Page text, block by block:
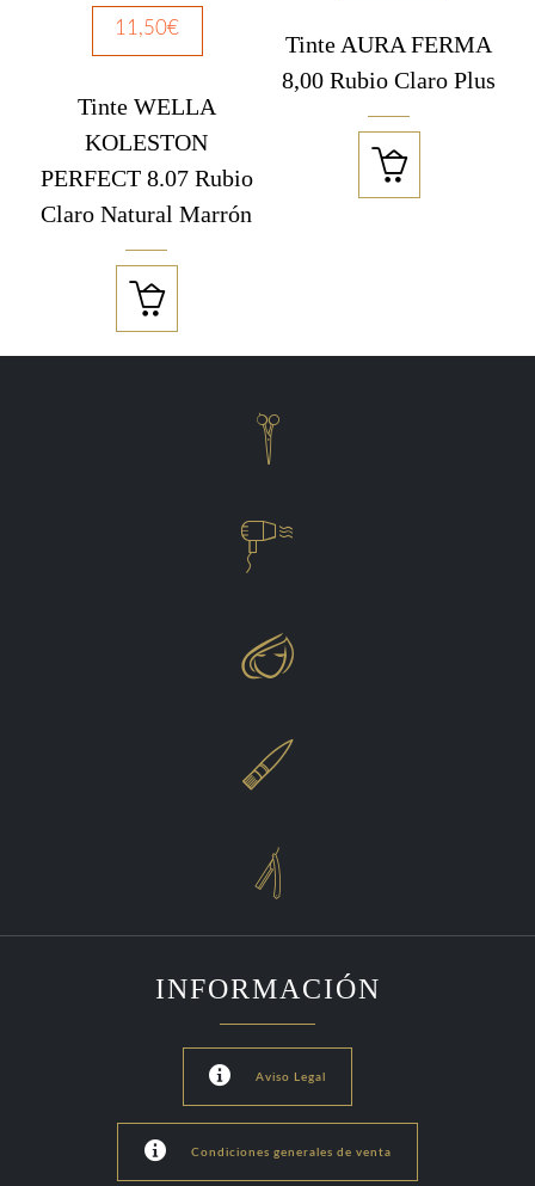
11,50€
Tinte WELLA
KOLESTON
PERFECT 8.07 Rubio
Claro Natural Marrón

Tinte AURA FERMA
8,00 Rubio Claro Plus






INFORMACIÓN
 Aviso Legal
 Condiciones generales de venta